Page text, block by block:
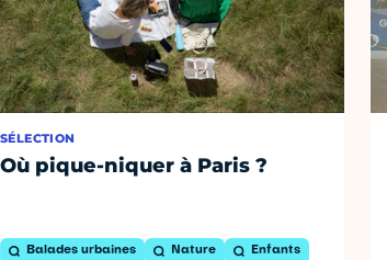
SÉLECTION
Où pique-niquer à Paris ?
Balades urbaines Nature Enfants